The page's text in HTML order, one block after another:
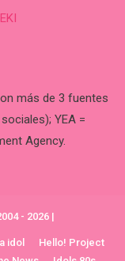
más de 3 fuentes
YEA =
Agency.
- 2026 |
idol
Hello! Project